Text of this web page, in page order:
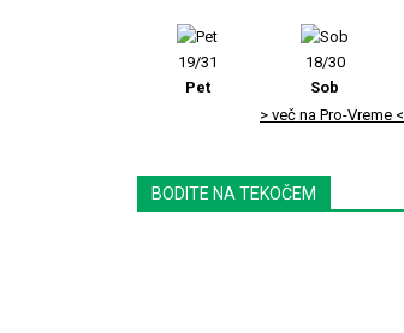
19/31
Pet
18/30
Sob
> več na Pro-Vreme <
BODITE NA TEKOČEM